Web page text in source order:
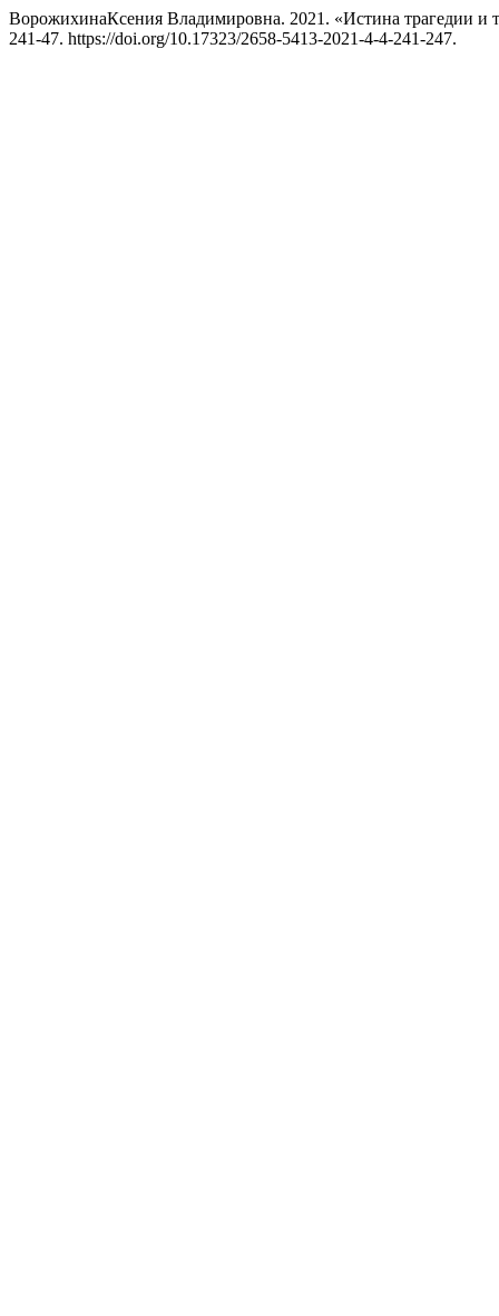
ВорожихинаКсения Владимировна. 2021. «Истина трагедии и
241-47. https://doi.org/10.17323/2658-5413-2021-4-4-241-247.